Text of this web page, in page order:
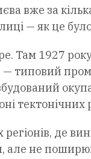
вже за
— як це
Там 1927
— типовий
тектонічних
де
не